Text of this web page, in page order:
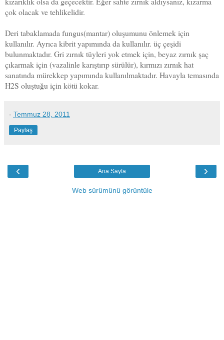
çok olacak ve tehlikelidir.
Deri tabaklamada fungus(mantar) oluşumunu önlemek için
kullanılır. Ayrıca kibrit yapımında da kullanılır. üç çeşidi
bulunmaktadır. Gri zırnık tüyleri yok etmek için, beyaz zırnık şaç
çıkarmak için (vazalinle karıştırıp sürülür), kırmızı zırnık hat
sanatında mürekkep yapımında kullanılmaktadır. Havayla temasında
H2S oluştuğu için kötü kokar.
- Temmuz 28, 2011
Paylaş
‹ ›
Ana Sayfa
Web sürümünü görüntüle